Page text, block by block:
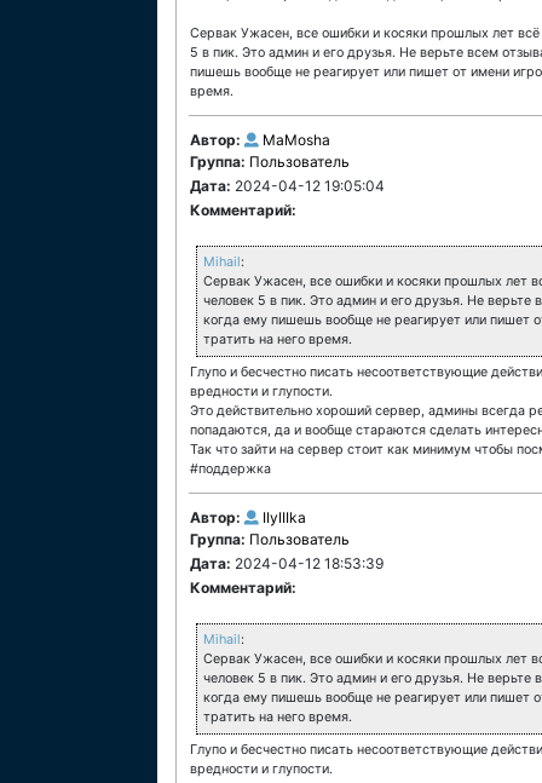
Сервак Ужасен, все ошибки и косяки прошлых лет
5 в пик. Это админ и его друзья. Не верьте всем
пишешь вообще не реагирует или пишет от имени
время.
Автор:
MaMosha
Группа: Пользователь
Дата: 2024-04-12 19:05:04
Комментарий:
Mihail:
Сервак Ужасен, все ошибки и косяки прошлых лет
человек 5 в пик. Это админ и его друзья. Не
когда ему пишешь вообще не реагирует или пишет
тратить на него время.
Глупо и бесчестно писать несоответствующие
вредности и глупости.
Это действительно хороший сервер, админы всегда
попадаются, да и вообще стараются сделать
Так что зайти на сервер стоит как минимум чтобы
#поддержка
Автор:
IIyIIIka
Группа: Пользователь
Дата: 2024-04-12 18:53:39
Комментарий:
Mihail:
Сервак Ужасен, все ошибки и косяки прошлых лет
человек 5 в пик. Это админ и его друзья. Не
когда ему пишешь вообще не реагирует или пишет
тратить на него время.
Глупо и бесчестно писать несоответствующие
вредности и глупости.